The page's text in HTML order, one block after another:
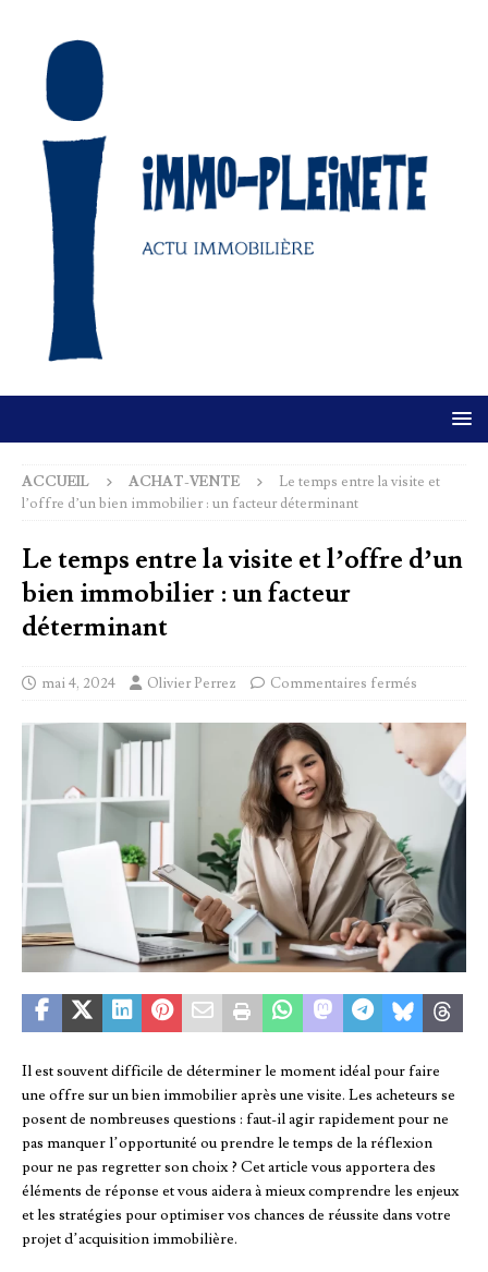
ACCUEIL ACHAT-VENTE
Le temps entre la visite et
l’offre d’un bien immobilier : un facteur déterminant
Le temps entre la visite et l’offre d’un
bien immobilier : un facteur
déterminant
mai 4, 2024 Olivier Perrez Commentaires fermés
Il est souvent difficile de déterminer le moment idéal pour faire
une offre sur un bien immobilier après une visite. Les acheteurs se
posent de nombreuses questions : faut-il agir rapidement pour ne
pas manquer l’opportunité ou prendre le temps de la réflexion
pour ne pas regretter son choix ? Cet article vous apportera des
éléments de réponse et vous aidera à mieux comprendre les enjeux
et les stratégies pour optimiser vos chances de réussite dans votre
projet d’acquisition immobilière.